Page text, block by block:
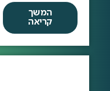
המשך
קריאה